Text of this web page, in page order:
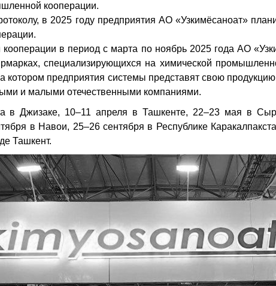
кооперации.
в 2025 году предприятия АО «Узкимёсаноат»
в период с марта по ноябрь 2025 года АО
специализирующихся на химической
предприятия системы представят свою
и малыми отечественными компаниями.
в Джизаке, 10–11 апреля в Ташкенте, 22–23 мая в
в Навои, 25–26 сентября в Республике
Ташкент.